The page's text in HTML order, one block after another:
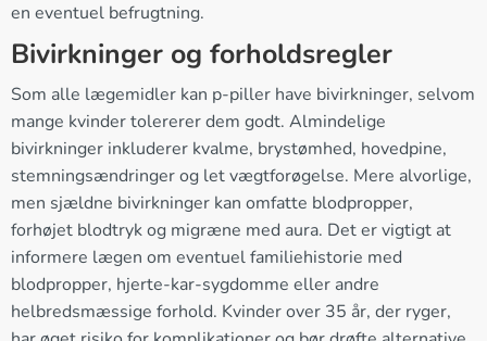
en eventuel befrugtning.
Bivirkninger og forholdsregler
Som alle lægemidler kan p-piller have bivirkninger, selvom
mange kvinder tolererer dem godt. Almindelige
bivirkninger inkluderer kvalme, brystømhed, hovedpine,
stemningsændringer og let vægtforøgelse. Mere alvorlige,
men sjældne bivirkninger kan omfatte blodpropper,
forhøjet blodtryk og migræne med aura. Det er vigtigt at
informere lægen om eventuel familiehistorie med
blodpropper, hjerte-kar-sygdomme eller andre
helbredsmæssige forhold. Kvinder over 35 år, der ryger,